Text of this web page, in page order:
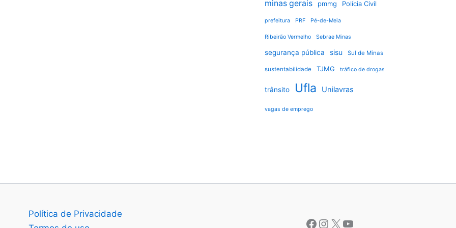
minas gerais pmmg Polícia Civil
prefeitura PRF Pé-de-Meia
Ribeirão Vermelho Sebrae Minas
segurança pública sisu Sul de Minas
sustentabilidade TJMG tráfico de drogas
trânsito Ufla Unilavras
vagas de emprego
Política de Privacidade